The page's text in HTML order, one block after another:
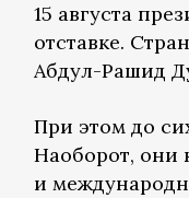
15 августа
отставке.
Абдул-Рашид
При этом до
Наоборот, они
и